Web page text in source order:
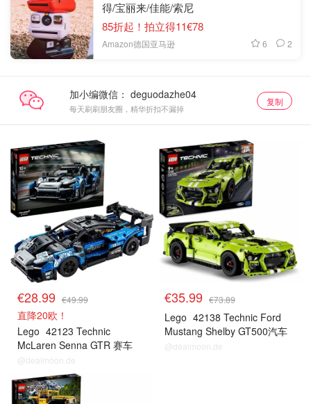
得/宝丽来/佳能/索尼
85折起！拍立得11€78
Amazon德国亚马逊 6 2
加小编微信：
每天刷刷朋友圈，精华折扣不漏掉
复制
€28.99 €49.99
直降20欧！
Lego 42123 Technic
McLaren Senna GTR 赛车
@dealmoon.de
€35.99 €73.89
Lego 42138 Technic Ford
Mustang Shelby GT500汽车
@dealmoon.de